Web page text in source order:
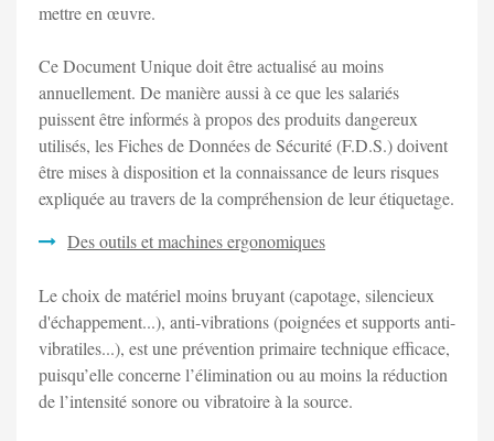
mettre en œuvre.
Ce Document Unique doit être actualisé au moins
annuellement. De manière aussi à ce que les salariés
puissent être informés à propos des produits dangereux
utilisés, les Fiches de Données de Sécurité (F.D.S.) doivent
être mises à disposition et la connaissance de leurs risques
expliquée au travers de la compréhension de leur étiquetage.
Des outils et machines ergonomiques
Le choix de matériel moins bruyant (capotage, silencieux
d'échappement...), anti-vibrations (poignées et supports anti-
vibratiles...), est une prévention primaire technique efficace,
puisqu’elle concerne l’élimination ou au moins la réduction
de l’intensité sonore ou vibratoire à la source.